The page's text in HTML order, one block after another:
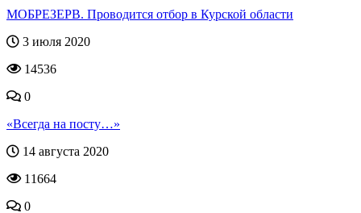
МОБРЕЗЕРВ. Проводится отбор в Курской области
3 июля 2020
14536
0
«Всегда на посту…»
14 августа 2020
11664
0